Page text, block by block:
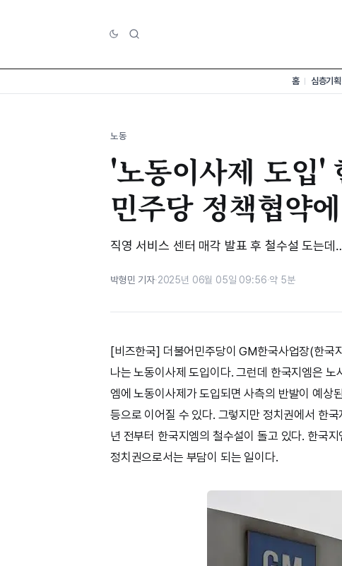
홈 심층기획
노동
'노동이사제 도입'
민주당 정책협약
직영 서비스 센터 매각 발표 후 철수설 도는
박형민 기자·2025년 06월 05일 09:56·약 5분
[비즈한국] 더불어민주당이 GM한국사업장(한국
나는 노동이사제 도입이다. 그런데 한국지엠은
엠에 노동이사제가 도입되면 사측의 반발이 예상
등으로 이어질 수 있다. 그렇지만 정치권에서 한
년 전부터 한국지엠의 철수설이 돌고 있다. 한국
정치권으로서는 부담이 되는 일이다.